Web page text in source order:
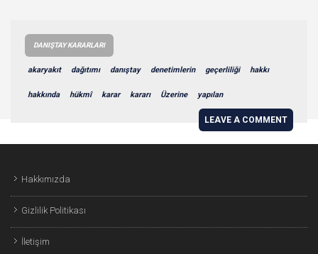
DANIŞTAY KARARLARI
akaryakıt dağıtımı danıştay denetimlerin geçerliliği hakkı
hakkında hükmî karar kararı Üzerine yapılan
LEAVE A COMMENT
Hakkımızda
Gizlilik Politikası
İletişim